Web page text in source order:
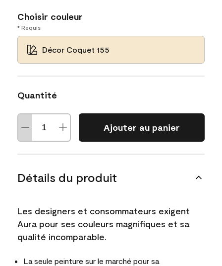
Choisir couleur
* Requis
Décor Coquet 155
Quantité
Ajouter au panier
Détails du produit
Les designers et consommateurs exigent
Aura pour ses couleurs magnifiques et sa
qualité incomparable.
La seule peinture sur le marché pour sa